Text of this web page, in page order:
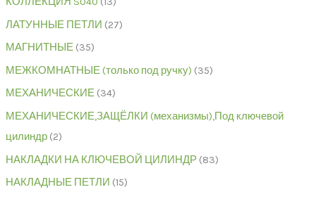
ЛАТУННЫЕ ПЕТЛИ 27
МАГНИТНЫЕ 35
МЕЖКОМНАТНЫЕ (только под ручку) 35
МЕХАНИЧЕСКИЕ 34
МЕХАНИЧЕСКИЕ,ЗАЩЁЛКИ (механизмы),Под ключевой
цилиндр 2
НАКЛАДКИ НА КЛЮЧЕВОЙ ЦИЛИНДР 83
НАКЛАДНЫЕ ПЕТЛИ 15